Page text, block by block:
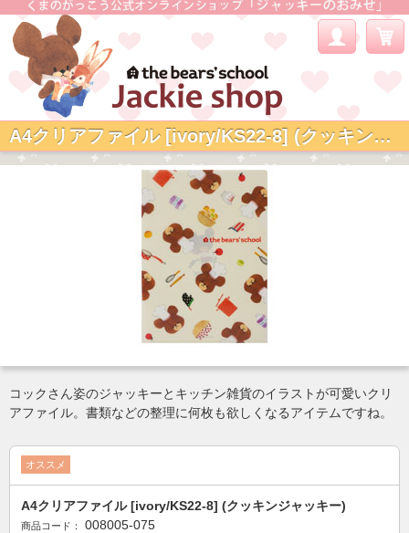
A4クリアファイル [ivory/KS22-8] (クッキンジャッキー)
コックさん姿のジャッキーとキッチン雑貨のイラストが可愛いクリ
アファイル。書類などの整理に何枚も欲しくなるアイテムですね。
オススメ
A4クリアファイル [ivory/KS22-8] (クッキンジャッキー)
商品コード： 008005-075